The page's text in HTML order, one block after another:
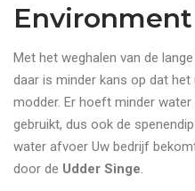
Met het weghalen van de
daar is minder kans op dat
modder. Er hoeft minder
gebruikt, dus ook de
water afvoer Uw bedrijf
door de Udder Singe.